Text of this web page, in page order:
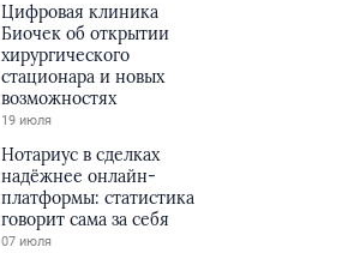
Цифровая клиника
Биочек об открытии
хирургического
стационара и новых
возможностях
19 июля
Нотариус в сделках
надёжнее онлайн-
платформы: статистика
говорит сама за себя
07 июля